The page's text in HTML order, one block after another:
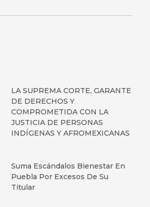
LA SUPREMA CORTE, GARANTE
DE DERECHOS Y
COMPROMETIDA CON LA
JUSTICIA DE PERSONAS
INDÍGENAS Y AFROMEXICANAS
Suma Escándalos Bienestar En
Puebla Por Excesos De Su
Titular